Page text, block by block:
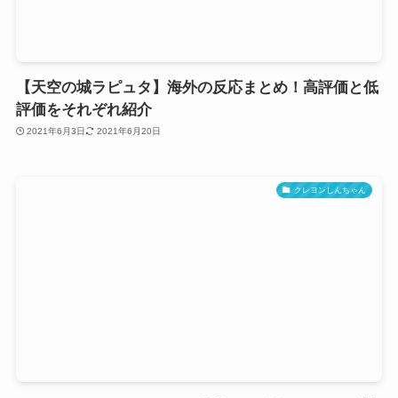
【天空の城ラピュタ】海外の反応まとめ！高評価と低
評価をそれぞれ紹介
2021年6月3日 2021年6月20日
クレヨンしんちゃん